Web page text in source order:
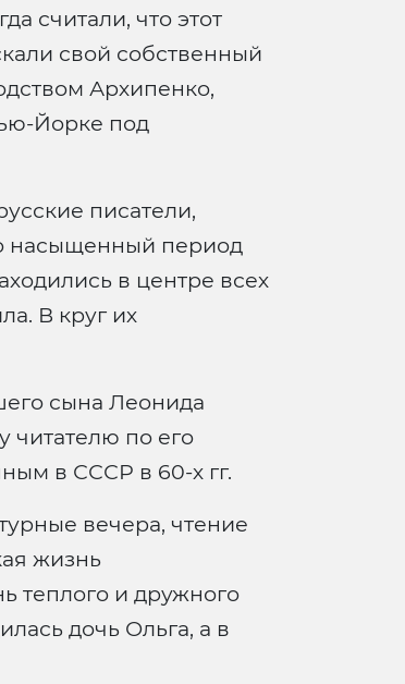
считали, что этот
свой собственный
Архипенко,
Йорке под
писатели,
насыщенный период
в центре всех
В круг их
сына Леонида
читателю по его
в СССР в 60-х гг.
вечера, чтение
жизнь
теплого и дружного
дочь Ольга, а в